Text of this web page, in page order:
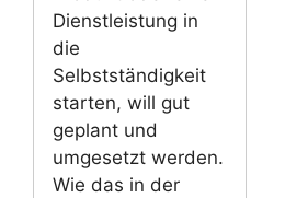
Dienstleistung in
die
Selbstständigkeit
starten, will gut
geplant und
umgesetzt werden.
Wie das in der